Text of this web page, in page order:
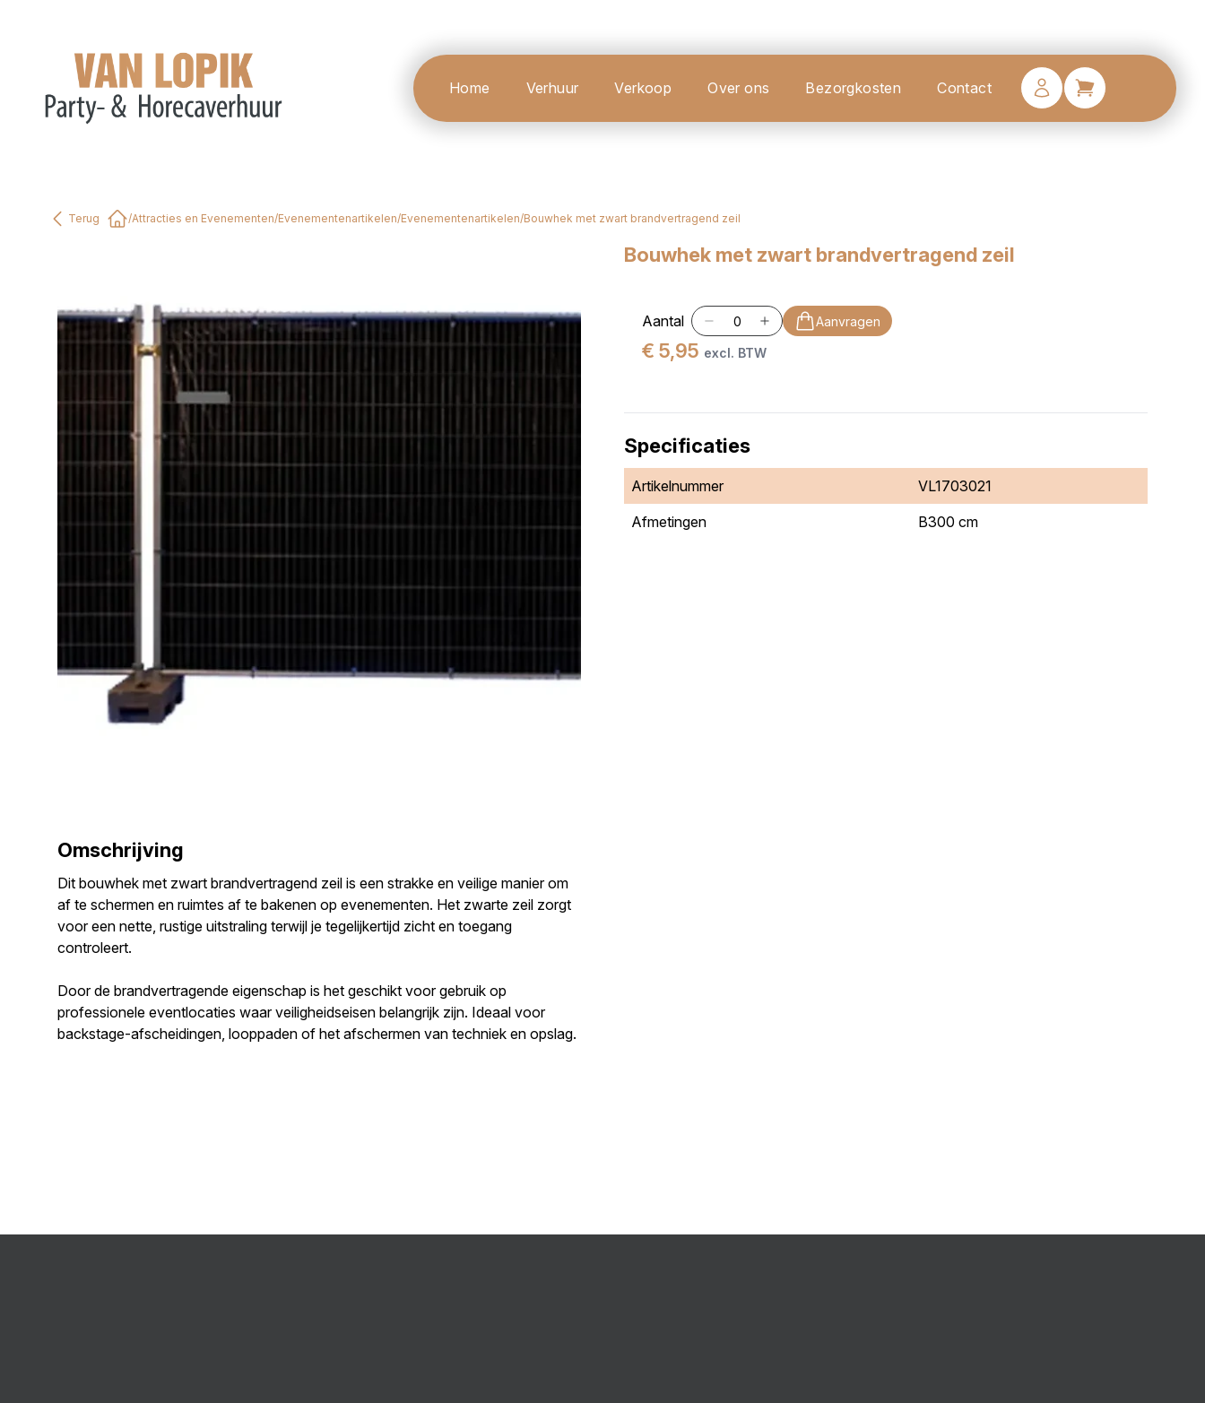
Home Verhuur Verkoop Over ons Bezorgkosten Contact
Terug
/Attracties en Evenementen/Evenementenartikelen/Evenementenartikelen/Bouwhek met zwart brandvertragend zeil
Omschrijving
Dit bouwhek met zwart brandvertragend zeil is een strakke en veilige manier om
af te schermen en ruimtes af te bakenen op evenementen. Het zwarte zeil zorgt
voor een nette, rustige uitstraling terwijl je tegelijkertijd zicht en toegang
controleert.
Door de brandvertragende eigenschap is het geschikt voor gebruik op
professionele eventlocaties waar veiligheidseisen belangrijk zijn. Ideaal voor
backstage-afscheidingen, looppaden of het afschermen van techniek en opslag.
Bouwhek met zwart brandvertragend zeil
Aantal Aanvragen
€ 5,95 excl. BTW
Specificaties
Artikelnummer
VL1703021
Afmetingen
B300 cm